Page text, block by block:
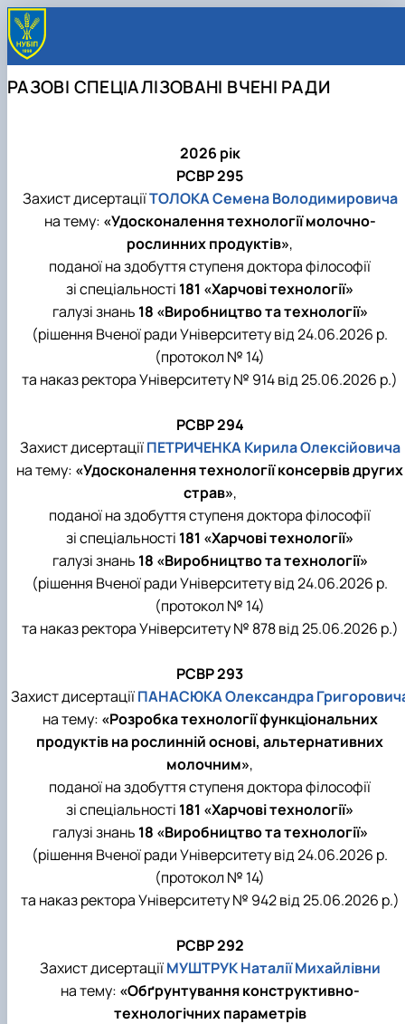
РАЗОВІ СПЕЦІАЛІЗОВАНІ ВЧЕНІ РАДИ
2026 рік
РСВР 295
Захист дисертаціїТОЛОКА Семена Володимировича
на тему: «Удосконалення технології молочно-
рослинних продуктів»,
поданої на здобуття ступеня доктора філософії
зі спеціальності 181 «Харчові технології»
галузі знань 18 «Виробництво та технології»
(рішення Вченої ради Університету від 24.06.2026 р.
(протокол № 14)
та наказ ректора Університету № 914 від 25.06.2026 р.)
РСВР 294
Захист дисертаціїПЕТРИЧЕНКА Кирила Олексійовича
на тему: «Удосконалення технології консервів других
страв»,
поданої на здобуття ступеня доктора філософії
зі спеціальності 181 «Харчові технології»
галузі знань 18 «Виробництво та технології»
(рішення Вченої ради Університету від 24.06.2026 р.
(протокол № 14)
та наказ ректора Університету № 878 від 25.06.2026 р.)
РСВР 293
Захист дисертаціїПАНАСЮКА Олександра
на тему: «Розробка технології функціональних
продуктів на рослинній основі, альтернативних
молочним»,
поданої на здобуття ступеня доктора філософії
зі спеціальності 181 «Харчові технології»
галузі знань 18 «Виробництво та технології»
(рішення Вченої ради Університету від 24.06.2026 р.
(протокол № 14)
та наказ ректора Університету № 942 від 25.06.2026 р.)
РСВР 292
Захист дисертаціїМУШТРУК Наталії Михайлівни
на тему: «Обґрунтування конструктивно-
технологічних параметрів